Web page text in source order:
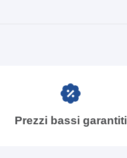
Prezzi bassi garantiti